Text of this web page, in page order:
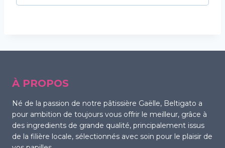
À PROPOS
Né de la passion de notre pâtissière Gaëlle, Beltigato a
pour ambition de toujours vous offrir le meilleur, grâce à
des ingredients de grande qualité, principalement issus
de la filière locale, sélectionnés avec soin pour le plaisir de